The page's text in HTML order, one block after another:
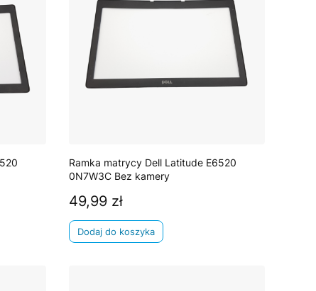
Ramka matrycy Dell Latitude E6520
0N7W3C Bez kamery
Cena
49,99 zł
Dodaj do koszyka